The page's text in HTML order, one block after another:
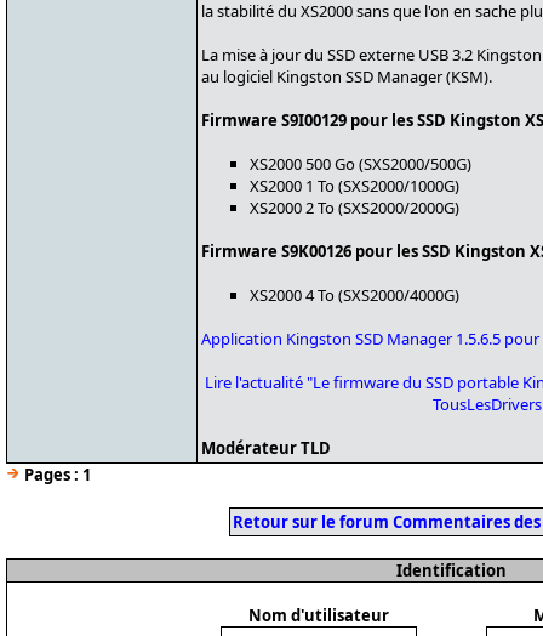
la stabilité du XS2000 sans que l'on en sache
La mise à jour du SSD externe USB 3.2
au logiciel Kingston SSD Manager (KSM).
Firmware S9I00129 pour les SSD Kingston
XS2000 500 Go (SXS2000/500G)
XS2000 1 To (SXS2000/1000G)
XS2000 2 To (SXS2000/2000G)
Firmware S9K00126 pour les SSD Kingston
XS2000 4 To (SXS2000/4000G)
Application Kingston SSD Manager 1.5.6.5
Lire l'actualité "Le firmware du SSD portable
Modérateur TLD
Pages : 1
Retour sur le forum Commentaires
Identification
Nom d'utilisateur